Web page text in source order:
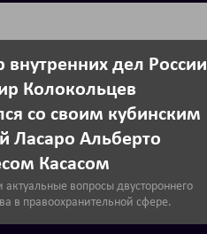
внутренних дел России
Колокольцев
со своим кубинским
Ласаро Альберто
Касасом
вопросы двустороннего
в правоохранительной сфере.